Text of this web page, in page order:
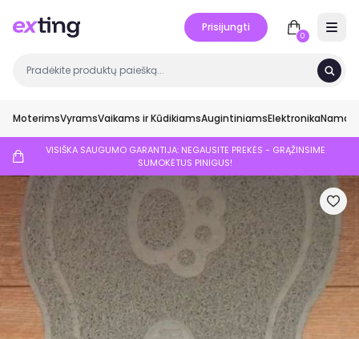
Prisijungti
0
MoterimsVyramsVaikams ir KūdikiamsAugintiniamsElektronikaNamai
VISIŠKA SAUGUMO GARANTIJA: NEGAUSITE PREKĖS - GRĄŽINSIME
SUMOKĖTUS PINIGUS!